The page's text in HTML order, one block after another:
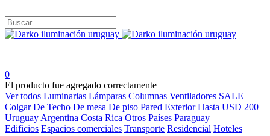
0
El producto fue agregado correctamente
Ver todos Luminarias Lámparas Columnas Ventiladores SALE
Colgar De Techo De mesa De piso Pared Exterior Hasta USD 200
Uruguay Argentina Costa Rica Otros Países Paraguay
Edificios Espacios comerciales Transporte Residencial Hoteles